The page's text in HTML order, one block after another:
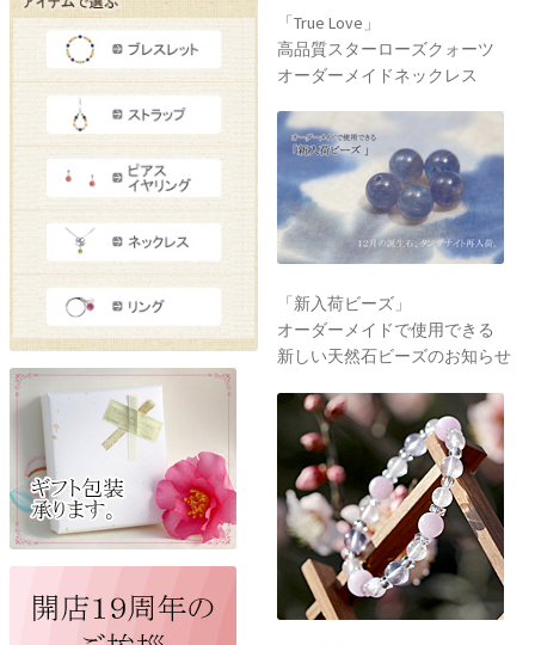
「True Love」
高品質スターローズクォーツ
オーダーメイドネックレス
「新入荷ビーズ」
オーダーメイドで使用できる
新しい天然石ビーズのお知らせ